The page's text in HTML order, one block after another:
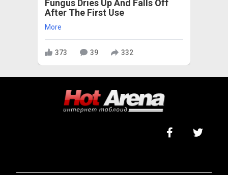
Fungus Dries Up And Falls Off
After The First Use
More
373 39 332